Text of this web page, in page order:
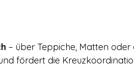
– über Teppiche, Matten oder
fördert die